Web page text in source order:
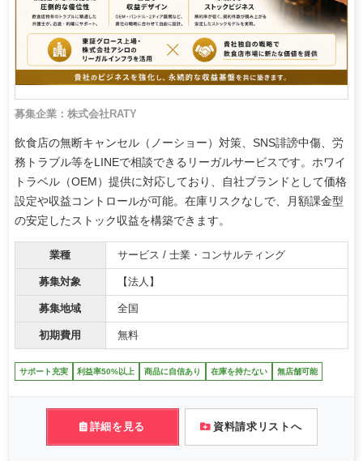
募集企業：株式会社RATY
飲食店の無断キャンセル（ノーショー）対策、SNS誹謗中傷、労
務トラブル等をLINEで相談できるリーガルサービスです。ホワイ
トラベル（OEM）提供に対応しており、自社ブランドとして価格
設定や収益コントロールが可能。在庫リスクなしで、月額課金型
の安定したストック収益を構築できます。
業種 サービス / 士業・コンサルティング
募集対象 【法人】
募集地域 全国
初期費用 無料
サポート充実 利益率50%以上 商品に自信あり 在庫を持たない 無店舗可能
詳細を見る 資料請求リストへ